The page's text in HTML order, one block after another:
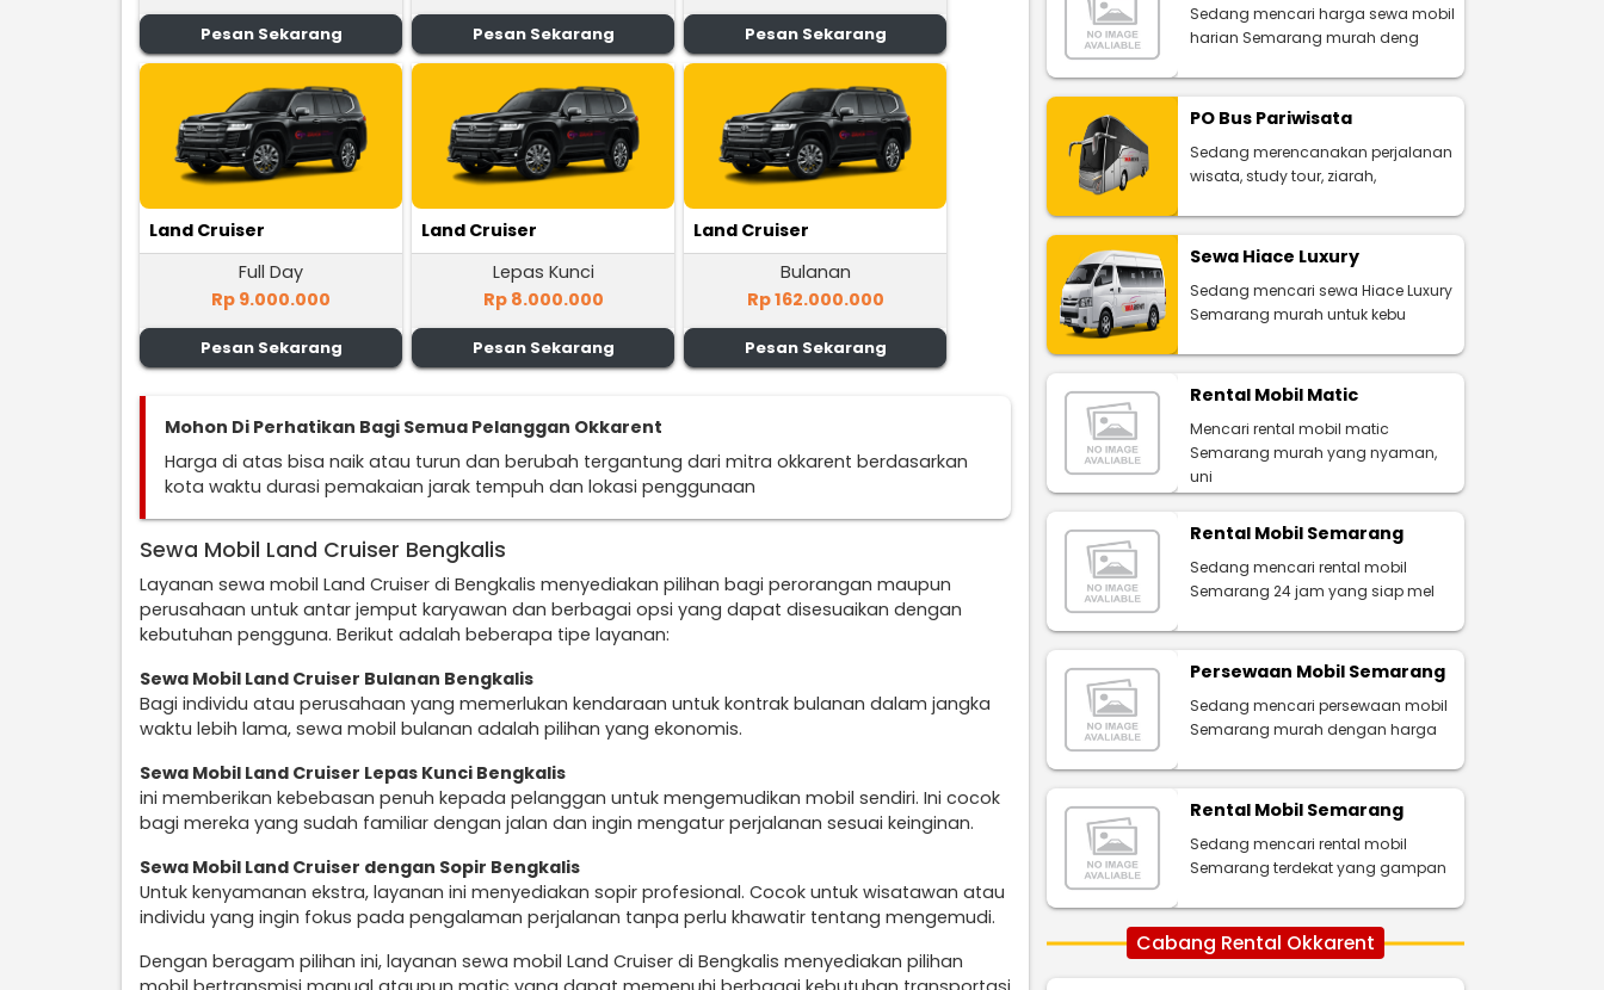
Pesan Sekarang Pesan Sekarang Pesan Sekarang
Land Cruiser
Full Day
Rp 9.000.000
Pesan Sekarang
Land Cruiser
Lepas Kunci
Rp 8.000.000
Pesan Sekarang
Land Cruiser
Bulanan
Rp 162.000.000
Pesan Sekarang
Mohon Di Perhatikan Bagi Semua Pelanggan Okkarent
Harga di atas bisa naik atau turun dan berubah tergantung dari mitra okkarent berdasarkan
kota waktu durasi pemakaian jarak tempuh dan lokasi penggunaan
Sewa Mobil Land Cruiser Bengkalis
Layanan sewa mobil Land Cruiser di Bengkalis menyediakan pilihan bagi perorangan maupun
perusahaan untuk antar jemput karyawan dan berbagai opsi yang dapat disesuaikan dengan
kebutuhan pengguna. Berikut adalah beberapa tipe layanan:
Sewa Mobil Land Cruiser Bulanan Bengkalis
Bagi individu atau perusahaan yang memerlukan kendaraan untuk kontrak bulanan dalam jangka
waktu lebih lama, sewa mobil bulanan adalah pilihan yang ekonomis.
Sewa Mobil Land Cruiser Lepas Kunci Bengkalis
ini memberikan kebebasan penuh kepada pelanggan untuk mengemudikan mobil sendiri. Ini cocok
bagi mereka yang sudah familiar dengan jalan dan ingin mengatur perjalanan sesuai keinginan.
Sewa Mobil Land Cruiser dengan Sopir Bengkalis
Untuk kenyamanan ekstra, layanan ini menyediakan sopir profesional. Cocok untuk wisatawan atau
individu yang ingin fokus pada pengalaman perjalanan tanpa perlu khawatir tentang mengemudi.
Dengan beragam pilihan ini, layanan sewa mobil Land Cruiser di Bengkalis menyediakan pilihan
Sedang mencari harga sewa mobil
harian Semarang murah deng
PO Bus Pariwisata
Sedang merencanakan perjalanan
wisata, study tour, ziarah,
Sewa Hiace Luxury
Sedang mencari sewa Hiace Luxury
Semarang murah untuk kebu
Rental Mobil Matic
Mencari rental mobil matic
Semarang murah yang nyaman,
uni
Rental Mobil Semarang
Sedang mencari rental mobil
Semarang 24 jam yang siap mel
Persewaan Mobil Semarang
Sedang mencari persewaan mobil
Semarang murah dengan harga
Rental Mobil Semarang
Sedang mencari rental mobil
Semarang terdekat yang gampan
Cabang Rental Okkarent